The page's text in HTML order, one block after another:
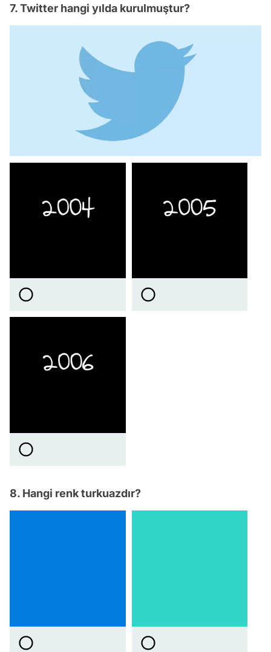
7. Twitter hangi yılda kurulmuştur?
8. Hangi renk turkuazdır?